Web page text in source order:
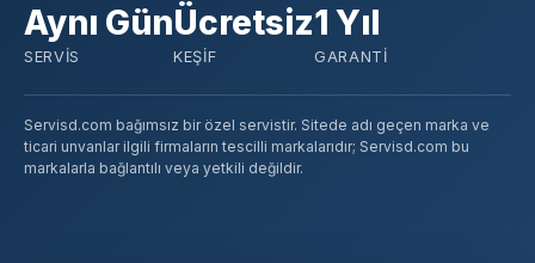
Aynı Gün
SERVIS
Ücretsiz
KEŞIF
1 Yıl
GARANTI
Servisd.com bağımsız bir özel servistir. Sitede adı geçen marka ve
ticari unvanlar ilgili firmaların tescilli markalarıdır; Servisd.com bu
markalarla bağlantılı veya yetkili değildir.